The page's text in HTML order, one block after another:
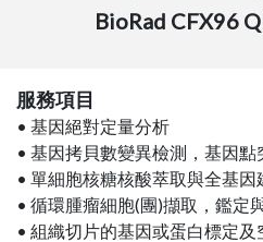
BioRad CFX96
服務項目
• 基因絕對定量分析
• 基因拷貝數變異檢測，基因點
• 單細胞核糖核酸萃取與全基因
• 循環腫瘤細胞(團)擷取，鑑定
• 組織切片的基因或蛋白標定